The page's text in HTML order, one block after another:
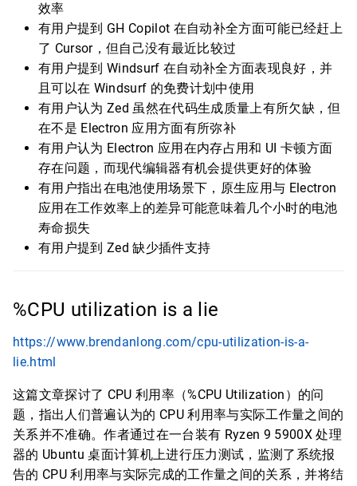
效率
有用户提到 GH Copilot 在自动补全方面可能已经赶上
了 Cursor，但自己没有最近比较过
有用户提到 Windsurf 在自动补全方面表现良好，并
且可以在 Windsurf 的免费计划中使用
有用户认为 Zed 虽然在代码生成质量上有所欠缺，但
在不是 Electron 应用方面有所弥补
有用户认为 Electron 应用在内存占用和 UI 卡顿方面
存在问题，而现代编辑器有机会提供更好的体验
有用户指出在电池使用场景下，原生应用与 Electron
应用在工作效率上的差异可能意味着几个小时的电池
寿命损失
有用户提到 Zed 缺少插件支持
%CPU utilization is a lie
https://www.brendanlong.com/cpu-utilization-is-a-
lie.html
这篇文章探讨了 CPU 利用率（%CPU Utilization）的问
题，指出人们普遍认为的 CPU 利用率与实际工作量之间的
关系并不准确。作者通过在一台装有 Ryzen 9 5900X 处理
器的 Ubuntu 桌面计算机上进行压力测试，监测了系统报
告的 CPU 利用率与实际完成的工作量之间的关系，并将结